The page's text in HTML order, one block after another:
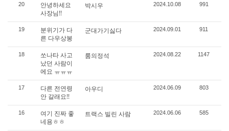
20
안녕하세요
사장님!!
박시우 2024.10.08 991
19
분위기가 다
른 다우상봉
군대가기싫다 2024.09.01 911
18
쏘나타 사고
났던 사람이
에요 ㅠㅠㅠ
룸의정석 2024.08.22 1147
17
다른 전연령
안 갈래요!!
아우디 2024.06.09 803
16
여기 진짜 좋
네용ㅎㅎ
트랙스 빌린 사람 2024.06.06 585